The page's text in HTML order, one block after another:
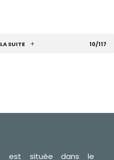
SUITE 10/117
est située dans le